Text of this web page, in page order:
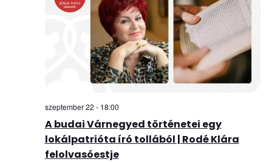
A budai Várnegyed történetei egy
lokálpatrióta író tollából | Rodé Klára
felolvasóestje
szeptember 22 - 18:00